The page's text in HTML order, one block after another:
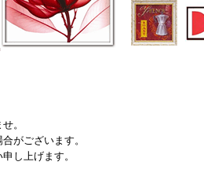
。
がございます。
し上げます。